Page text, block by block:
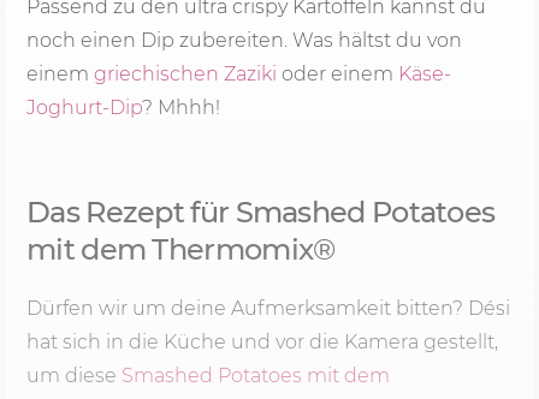
Passend zu den ultra crispy Kartoffeln kannst du
noch einen Dip zubereiten. Was hältst du von
einem griechischen Zaziki oder einem Käse-
Joghurt-Dip? Mhhh!
Das Rezept für Smashed Potatoes
mit dem Thermomix®
Dürfen wir um deine Aufmerksamkeit bitten? Dési
hat sich in die Küche und vor die Kamera gestellt,
um diese Smashed Potatoes mit dem